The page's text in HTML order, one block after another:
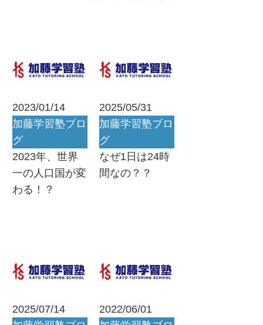
2023/01/14
加藤学習塾ブロ
グ
2023年、世界
一の人口国が変
わる！？
2025/05/31
加藤学習塾ブロ
グ
なぜ1日は24時
間なの？？
2025/07/14
2022/06/01